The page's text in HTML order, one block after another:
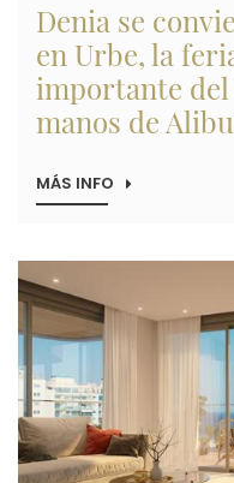
Denia se
en Urbe, la
importante
manos de
MÁS INFO SOBRE
EN
URBE,
LA
IMPORTANTE
DEL
DE
Imagen